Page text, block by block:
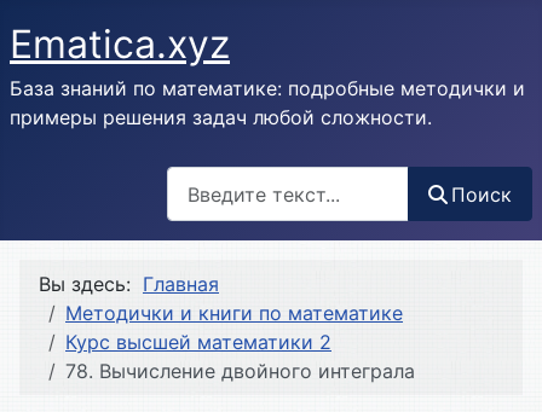
Ematica.xyz
База знаний по математике: подробные методички и
примеры решения задач любой сложности.
Поиск
Вы здесь: Главная
Методички и книги по математике
Курс высшей математики 2
78. Вычисление двойного интеграла